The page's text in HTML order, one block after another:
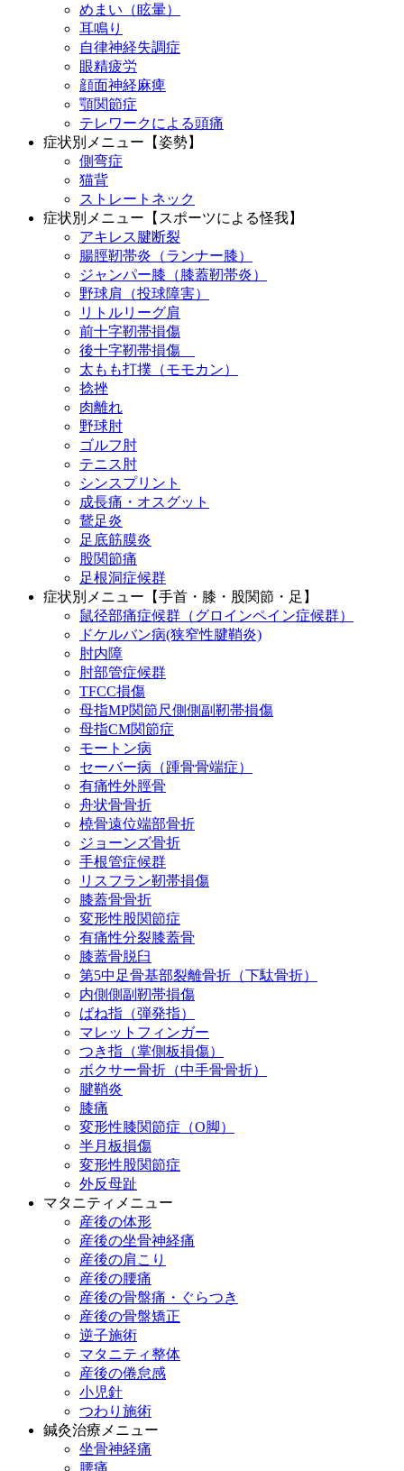
めまい（眩暈）
耳鳴り
自律神経失調症
眼精疲労
顔面神経麻痺
顎関節症
テレワークによる頭痛
症状別メニュー【姿勢】
側弯症
猫背
ストレートネック
症状別メニュー【スポーツによる怪我】
アキレス腱断裂
腸脛靭帯炎（ランナー膝）
ジャンパー膝（膝蓋靭帯炎）
野球肩（投球障害）
リトルリーグ肩
前十字靭帯損傷
後十字靭帯損傷
太もも打撲（モモカン）
捻挫
肉離れ
野球肘
ゴルフ肘
テニス肘
シンスプリント
成長痛・オスグット
鵞足炎
足底筋膜炎
股関節痛
足根洞症候群
症状別メニュー【手首・膝・股関節・足】
鼠径部痛症候群（グロインペイン症候群）
ドケルバン病(狭窄性腱鞘炎)
肘内障
肘部管症候群
TFCC損傷
母指MP関節尺側側副靭帯損傷
母指CM関節症
モートン病
セーバー病（踵骨骨端症）
有痛性外脛骨
舟状骨骨折
橈骨遠位端部骨折
ジョーンズ骨折
手根管症候群
リスフラン靭帯損傷
膝蓋骨骨折
変形性股関節症
有痛性分裂膝蓋骨
膝蓋骨脱臼
第5中足骨基部裂離骨折（下駄骨折）
内側側副靭帯損傷
ばね指（弾発指）
マレットフィンガー
つき指（掌側板損傷）
ボクサー骨折（中手骨骨折）
腱鞘炎
膝痛
変形性膝関節症（O脚）
半月板損傷
変形性股関節症
外反母趾
マタニティメニュー
産後の体形
産後の坐骨神経痛
産後の肩こり
産後の腰痛
産後の骨盤痛・ぐらつき
産後の骨盤矯正
逆子施術
マタニティ整体
産後の倦怠感
小児針
つわり施術
鍼灸治療メニュー
坐骨神経痛
腰痛